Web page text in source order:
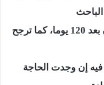
كما
ترجح
فيه إن وجدت الحاجة